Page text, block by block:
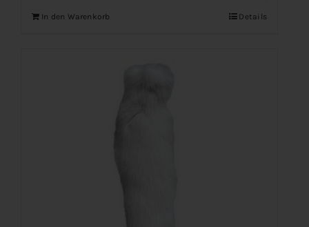
In den Warenkorb Details